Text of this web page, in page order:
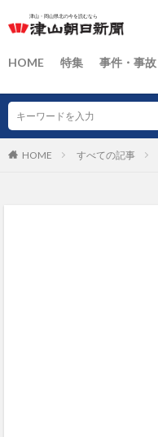
HOME 特集 事件・事故
HOME すべての記事